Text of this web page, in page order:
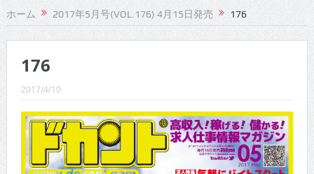
CINEMA×STYLE 291号
CINEMA×STYLE 290号
CINEMA×STYLE 289号
CINEMA×STYLE 288号
CINEMA×STYLE 287号
CINEMA×STYLE 286号
CINEMA×STYLE 285号
ホーム 2017年5月号(VOL.176) 4月15日発売 176
176
2017/4/10